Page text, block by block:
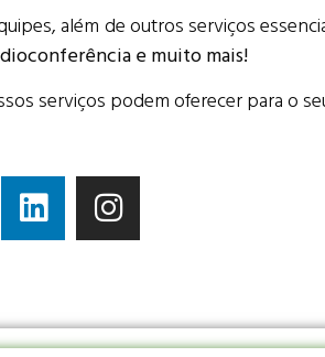
além de outros serviços
e muito mais!
serviços podem oferecer para o